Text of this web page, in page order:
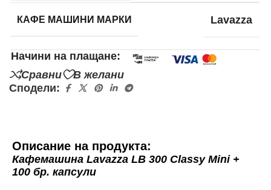
КАФЕ МАШИНИ МАРКИ Lavazza
Начини на плащане:
Сравни
В желани
Сподели:
Описание на продукта:
Кафемашина Lavazza LB 300 Classy Mini +
100 бр. капсули